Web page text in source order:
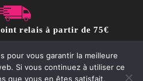
relais à partir de 75€
pour vous garantir la meilleure
Si vous continuez à utiliser ce
que vous en êtes satisfait.